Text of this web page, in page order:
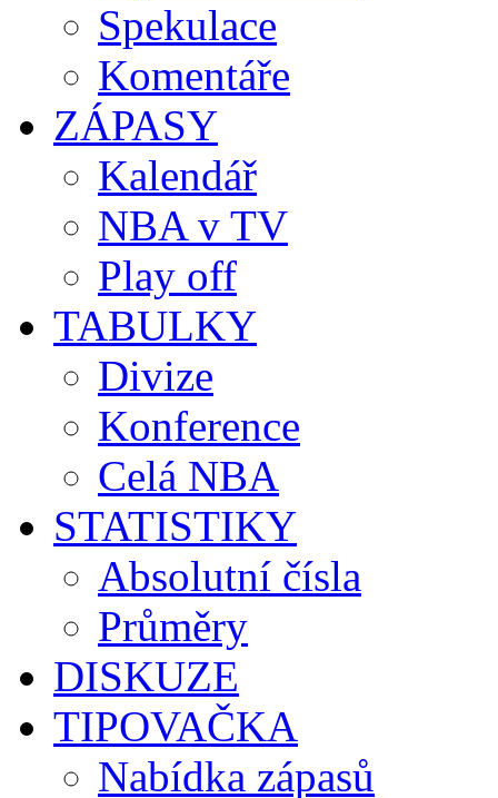
Spekulace
Komentáře
ZÁPASY
Kalendář
NBA v TV
Play off
TABULKY
Divize
Konference
Celá NBA
STATISTIKY
Absolutní čísla
Průměry
DISKUZE
TIPOVAČKA
Nabídka zápasů